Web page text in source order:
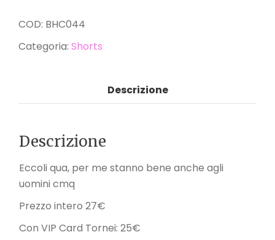
COD: BHC044
Categoria: Shorts
Descrizione
Descrizione
Eccoli qua, per me stanno bene anche agli
uomini cmq
Prezzo intero 27€
Con VIP Card Tornei: 25€